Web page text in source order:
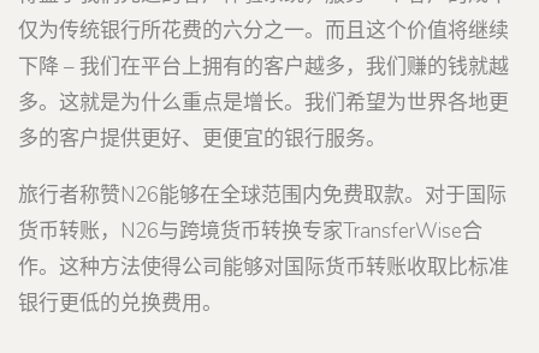
仅为传统银行所花费的六分之一。而且这个价值将继续
下降 – 我们在平台上拥有的客户越多，我们赚的钱就越
多。这就是为什么重点是增长。我们希望为世界各地更
多的客户提供更好、更便宜的银行服务。
旅行者称赞N26能够在全球范围内免费取款。对于国际
货币转账，N26与跨境货币转换专家TransferWise合
作。这种方法使得公司能够对国际货币转账收取比标准
银行更低的兑换费用。